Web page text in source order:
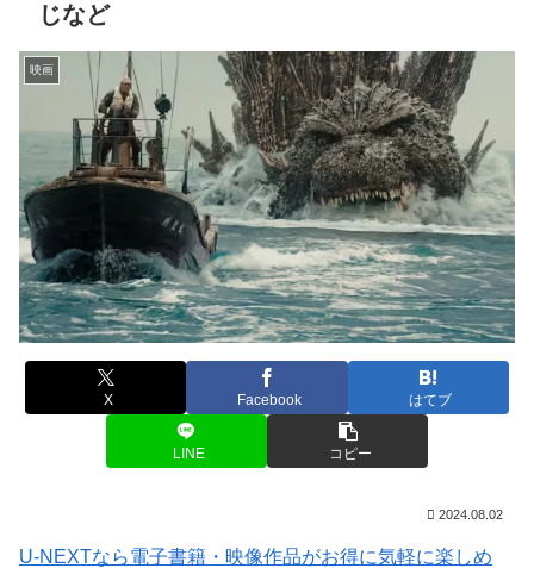
じなど
映画
X Facebook はてブ
LINE コピー
2024.08.02
U-NEXTなら電子書籍・映像作品がお得に気軽に楽しめ